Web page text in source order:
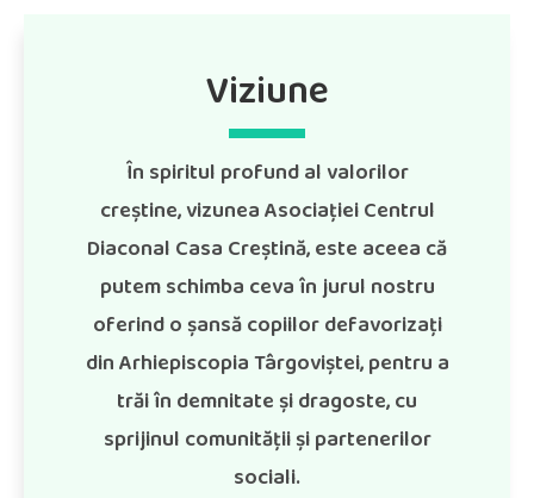
Viziune
Înspiritulprofund al valorilor
creștine, vizunea Asociației Centrul
Diaconal Casa Creștină, este aceea că
putem schimba ceva în jurul nostru
oferind o șansă copiilor defavorizați
din Arhiepiscopia Târgoviștei, pentru a
trăi în demnitate și dragoste, cu
sprijinul comunității și partenerilor
sociali.